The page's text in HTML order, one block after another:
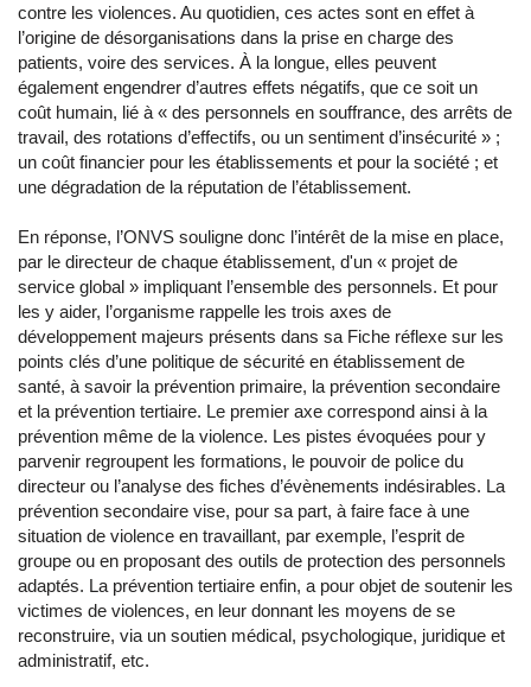
contre les violences. Au quotidien, ces actes sont en effet à
l’origine de désorganisations dans la prise en charge des
patients, voire des services. À la longue, elles peuvent
également engendrer d’autres effets négatifs, que ce soit un
coût humain, lié à « des personnels en souffrance, des arrêts de
travail, des rotations d’effectifs, ou un sentiment d’insécurité » ;
un coût financier pour les établissements et pour la société ; et
une dégradation de la réputation de l’établissement.
En réponse, l’ONVS souligne donc l’intérêt de la mise en place,
par le directeur de chaque établissement, d'un « projet de
service global » impliquant l’ensemble des personnels. Et pour
les y aider, l’organisme rappelle les trois axes de
développement majeurs présents dans sa Fiche réflexe sur les
points clés d’une politique de sécurité en établissement de
santé, à savoir la prévention primaire, la prévention secondaire
et la prévention tertiaire. Le premier axe correspond ainsi à la
prévention même de la violence. Les pistes évoquées pour y
parvenir regroupent les formations, le pouvoir de police du
directeur ou l’analyse des fiches d’évènements indésirables. La
prévention secondaire vise, pour sa part, à faire face à une
situation de violence en travaillant, par exemple, l’esprit de
groupe ou en proposant des outils de protection des personnels
adaptés. La prévention tertiaire enfin, a pour objet de soutenir les
victimes de violences, en leur donnant les moyens de se
reconstruire, via un soutien médical, psychologique, juridique et
administratif, etc.